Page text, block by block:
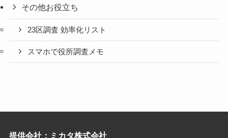
その他お役立ち
23区調査 効率化リスト
スマホで役所調査メモ
提供会社：ミカタ株式会社